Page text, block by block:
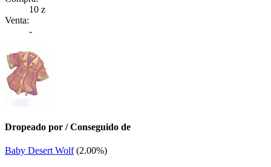
10 z
Venta:
-
Dropeado por / Conseguido de
Baby Desert Wolf(2.00%)